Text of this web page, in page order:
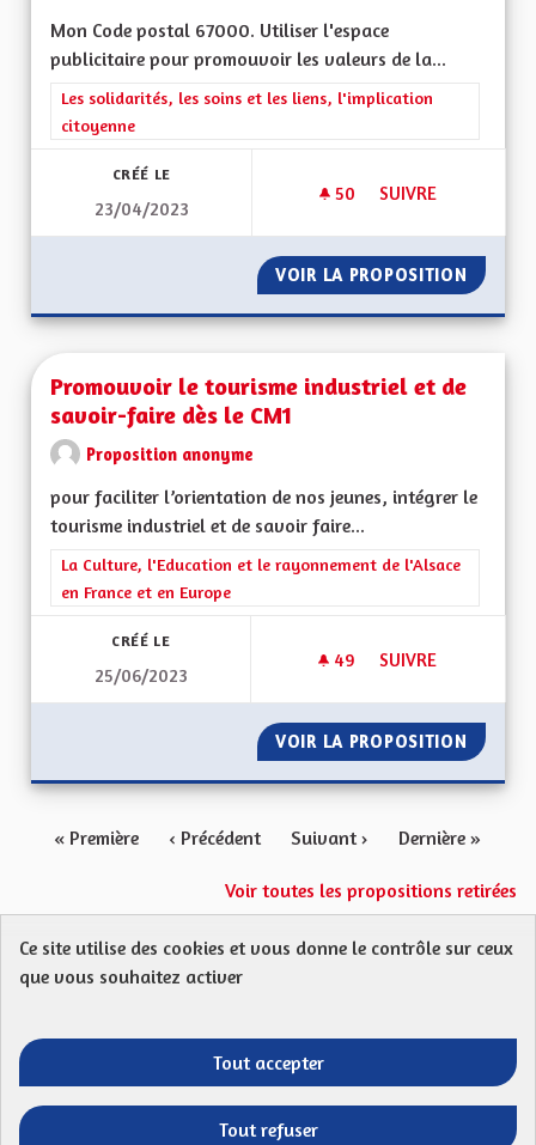
Mon Code postal 67000. Utiliser l'espace
publicitaire pour promouvoir les valeurs de la...
Filtrer les résultats de la catégorie : Les solidarités, les soins
Les solidarités, les soins et les liens, l'implication
citoyenne
CRÉÉ LE
23/04/2023
50 50 ABONNÉS
SUIVRE
VOIR LA PROPOSITION
Promouvoir le tourisme industriel et de
savoir-faire dès le CM1
Proposition anonyme
pour faciliter l’orientation de nos jeunes, intégrer le
tourisme industriel et de savoir faire...
Filtrer les résultats de la catégorie : La Culture, l'Education et
La Culture, l'Education et le rayonnement de l'Alsace
en France et en Europe
CRÉÉ LE
25/06/2023
49 49 ABONNÉS
SUIVRE
VOIR LA PROPOSITION
« Première ‹ Précédent Suivant › Dernière »
Voir toutes les propositions retirées
Protection des Données
Télécharger les fichiers Open Data
Entre vos mains - Collectivité
Entre vos mains - Collectivité
Entre vos mains - Collectivité
Entre vos mains -
Ce site utilise des cookies et vous donne le contrôle sur ceux
que vous souhaitez activer
Tout accepter
Tout refuser